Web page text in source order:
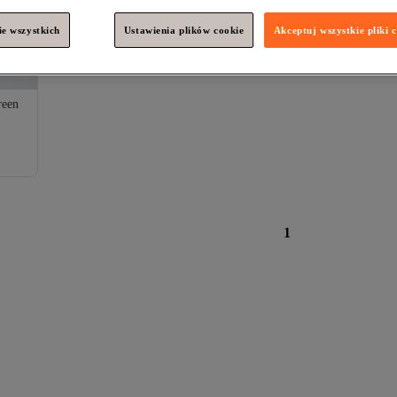
1
wszystkich Ustawienia plików cookie Akceptuj wszystkie pliki